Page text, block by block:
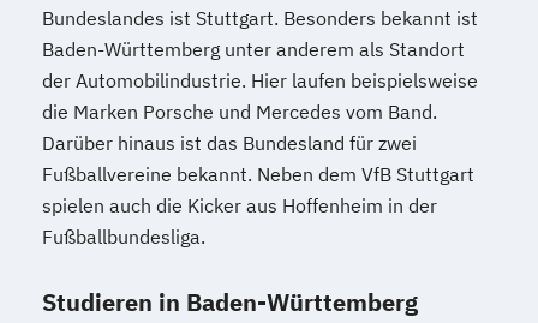
Bundeslandes ist Stuttgart. Besonders bekannt ist
Baden-Württemberg unter anderem als Standort
der Automobilindustrie. Hier laufen beispielsweise
die Marken Porsche und Mercedes vom Band.
Darüber hinaus ist das Bundesland für zwei
Fußballvereine bekannt. Neben dem VfB Stuttgart
spielen auch die Kicker aus Hoffenheim in der
Fußballbundesliga.
Studieren in Baden-Württemberg